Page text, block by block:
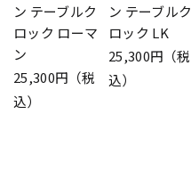
ン テーブルク
ロック ローマ
ン
25,300円（税
込）
ン テーブルク
ロック LK
25,300円（税
込）